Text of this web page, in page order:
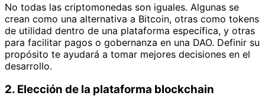
No todas las criptomonedas son iguales. Algunas se
crean como una alternativa a Bitcoin, otras como tokens
de utilidad dentro de una plataforma específica, y otras
para facilitar pagos o gobernanza en una DAO. Definir su
propósito te ayudará a tomar mejores decisiones en el
desarrollo.
2. Elección de la plataforma blockchain